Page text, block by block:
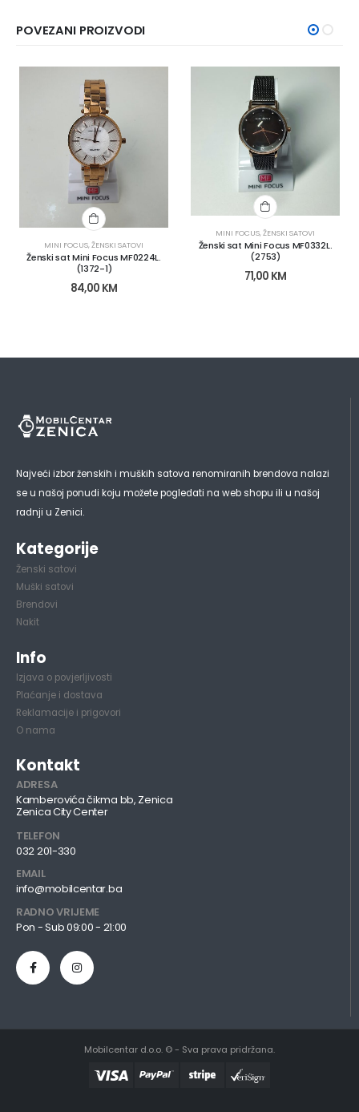
POVEZANI PROIZVODI
MINI FOCUS,ŽENSKI SATOVI
Ženski sat Mini Focus MF0224L.
(1372-1)
84,00 KM
MINI FOCUS,ŽENSKI SATOVI
Ženski sat Mini Focus MF0332L.
(2753)
71,00 KM
Najveći izbor ženskih i muških satova renomiranih brendova nalazi
se u našoj ponudi koju možete pogledati na web shopu ili u našoj
radnji u Zenici.
Kategorije
Ženski satovi
Muški satovi
Brendovi
Nakit
Info
Izjava o povjerljivosti
Plaćanje i dostava
Reklamacije i prigovori
O nama
Kontakt
ADRESA
Kamberovića čikma bb, Zenica
Zenica City Center
TELEFON
032 201-330
EMAIL
info@mobilcentar.ba
RADNO VRIJEME
Pon - Sub 09:00 - 21:00
Mobilcentar d.o.o. © - Sva prava pridržana.